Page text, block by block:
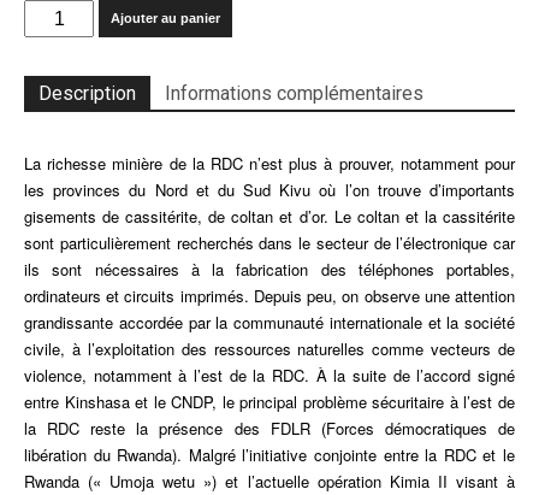
quantité
de
Congo
:
naturelles
et
violence
-
Le
cas
des
FDLR
Ajouter au panier
Description Informations complémentaires
La richesse minière de la RDC n’est plus à prouver, notamment pour
les provinces du Nord et du Sud Kivu où l’on trouve d’importants
gisements de cassitérite, de coltan et d’or. Le coltan et la cassitérite
sont particulièrement recherchés dans le secteur de l’électronique car
ils sont nécessaires à la fabrication des téléphones portables,
ordinateurs et circuits imprimés. Depuis peu, on observe une attention
grandissante accordée par la communauté internationale et la société
civile, à l’exploitation des ressources naturelles comme vecteurs de
violence, notamment à l’est de la RDC. À la suite de l’accord signé
entre Kinshasa et le CNDP, le principal problème sécuritaire à l’est de
la RDC reste la présence des FDLR (Forces démocratiques de
libération du Rwanda). Malgré l’initiative conjointe entre la RDC et le
Rwanda (« Umoja wetu ») et l’actuelle opération Kimia II visant à